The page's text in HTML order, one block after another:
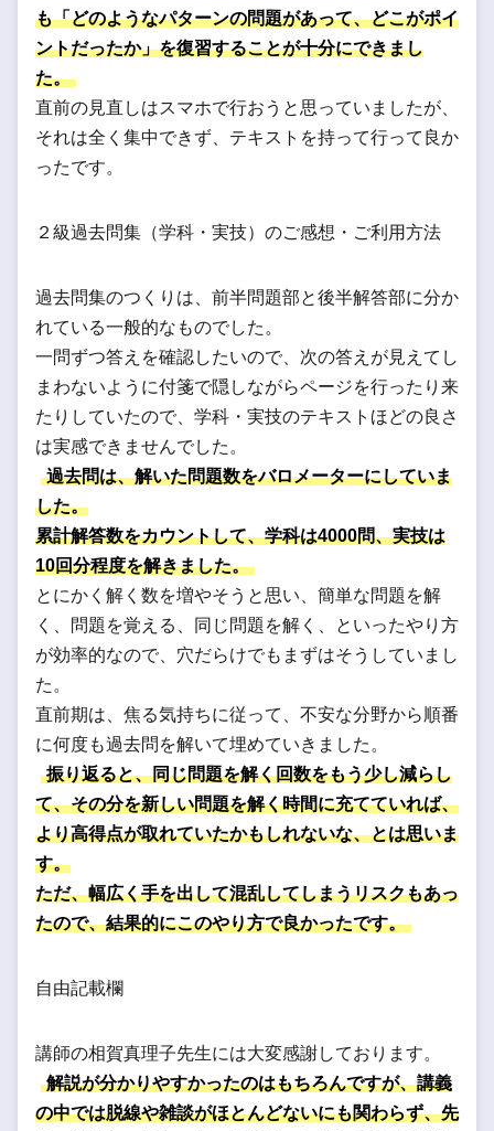
も「どのようなパターンの問題があって、どこがポイ
ントだったか」を復習することが十分にできまし
た。
直前の見直しはスマホで行おうと思っていましたが、
それは全く集中できず、テキストを持って行って良か
ったです。
２級過去問集（学科・実技）のご感想・ご利用方法
過去問集のつくりは、前半問題部と後半解答部に分か
れている一般的なものでした。
一問ずつ答えを確認したいので、次の答えが見えてし
まわないように付箋で隠しながらページを行ったり来
たりしていたので、学科・実技のテキストほどの良さ
は実感できませんでした。
過去問は、解いた問題数をバロメーターにしていま
した。
累計解答数をカウントして、学科は4000問、実技は
10回分程度を解きました。
とにかく解く数を増やそうと思い、簡単な問題を解
く、問題を覚える、同じ問題を解く、といったやり方
が効率的なので、穴だらけでもまずはそうしていまし
た。
直前期は、焦る気持ちに従って、不安な分野から順番
に何度も過去問を解いて埋めていきました。
振り返ると、同じ問題を解く回数をもう少し減らし
て、その分を新しい問題を解く時間に充てていれば、
より高得点が取れていたかもしれないな、とは思いま
す。
ただ、幅広く手を出して混乱してしまうリスクもあっ
たので、結果的にこのやり方で良かったです。
自由記載欄
講師の相賀真理子先生には大変感謝しております。
解説が分かりやすかったのはもちろんですが、講義
の中では脱線や雑談がほとんどないにも関わらず、先